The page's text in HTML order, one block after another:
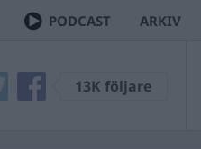
PODCAST ARKIV
13K följare